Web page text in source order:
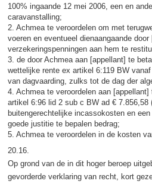
100% ingaande 12 mei 2006, een en
caravanstalling;
2. Achmea te veroordelen om met
voeren en eventueel dienaangaande
verzekeringspenningen aan hem te
3. de door Achmea aan [appellant] te
wettelijke rente ex artikel 6:119 BW
van dagvaarding, zulks tot de dag der
4. Achmea te veroordelen aan
artikel 6:96 lid 2 sub c BW ad € 7.856,58
buitengerechtelijke incassokosten en
goede justitie te bepalen bedrag;
5. Achmea te veroordelen in de kosten
20.16.
Op grond van de in dit hoger beroep
gevorderde verklaring van recht, kort